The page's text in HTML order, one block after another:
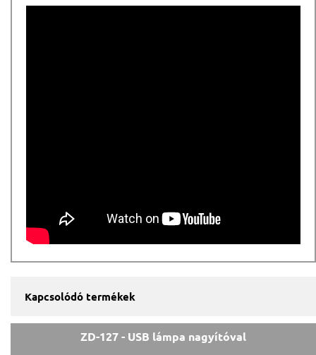
Kapcsolódó termékek
ZD-127 - USB lámpa nagyítóval